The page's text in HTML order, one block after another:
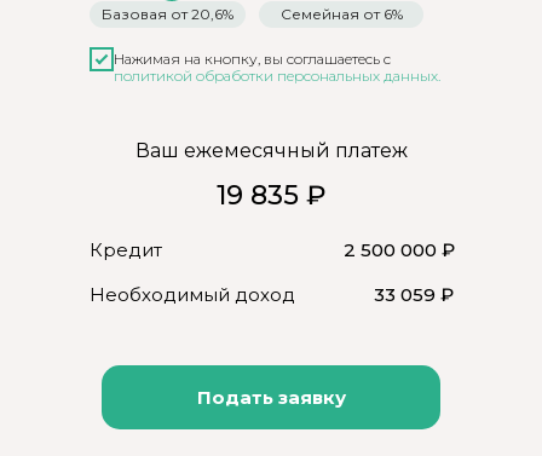
Нажимая на кнопку, вы соглашаетесь c
политикой обработки персональных данных.
Базовая от 20,6% Семейная от 6%
19 835 ₽
Ваш ежемесячный платеж
Кредит
Необходимый доход
2 500 000 ₽
33 059 ₽
Подать заявку